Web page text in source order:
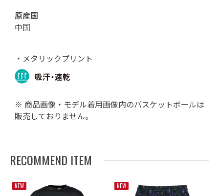
原産国
中国
・メタリックプリント
※ 商品画像・モデル着用画像内のバスケットボールは
販売しておりません。
RECOMMEND ITEM
NEW NEW